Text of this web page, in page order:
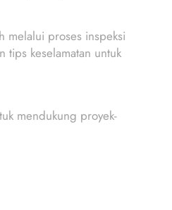
melalui proses inspeksi
tips keselamatan untuk
mendukung proyek-